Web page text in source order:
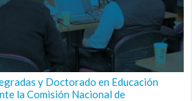
y Doctorado en Educación
la Comisión Nacional de